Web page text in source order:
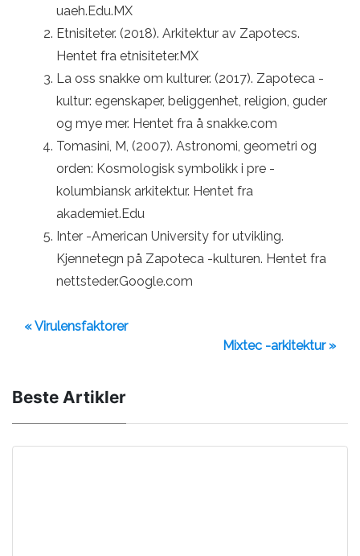
uaeh.Edu.MX
Etnisiteter. (2018). Arkitektur av Zapotecs.
Hentet fra etnisiteter.MX
La oss snakke om kulturer. (2017). Zapoteca -
kultur: egenskaper, beliggenhet, religion, guder
og mye mer. Hentet fra å snakke.com
Tomasini, M, (2007). Astronomi, geometri og
orden: Kosmologisk symbolikk i pre -
kolumbiansk arkitektur. Hentet fra
akademiet.Edu
Inter -American University for utvikling.
Kjennetegn på Zapoteca -kulturen. Hentet fra
nettsteder.Google.com
« Virulensfaktorer
Mixtec -arkitektur »
Beste Artikler